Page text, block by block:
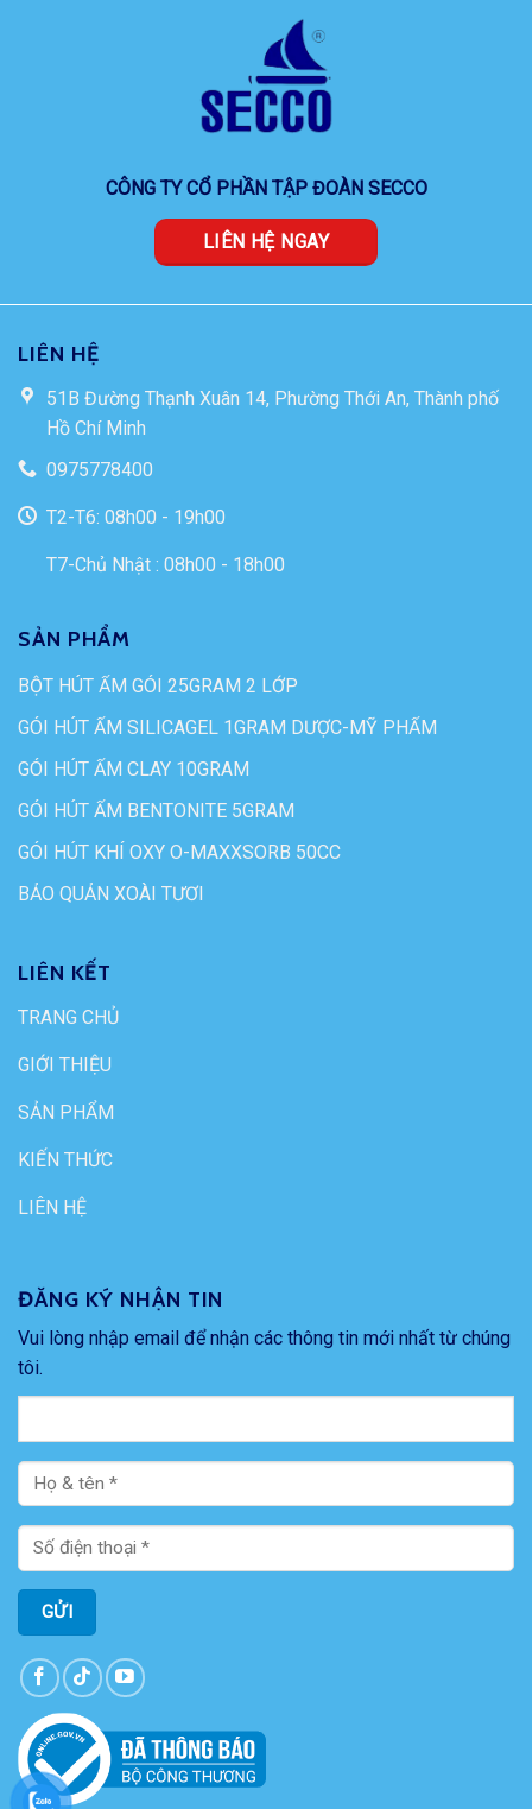
CÔNG TY CỔ PHẦN TẬP ĐOÀN SECCO
LIÊN HỆ NGAY
LIÊN HỆ
51B Đường Thạnh Xuân 14, Phường Thới An, Thành phố
Hồ Chí Minh
0975778400
T2-T6: 08h00 - 19h00
T7-Chủ Nhật : 08h00 - 18h00
SẢN PHẨM
BỘT HÚT ẨM GÓI 25GRAM 2 LỚP
GÓI HÚT ẨM SILICAGEL 1GRAM DƯỢC-MỸ PHẨM
GÓI HÚT ẨM CLAY 10GRAM
GÓI HÚT ẨM BENTONITE 5GRAM
GÓI HÚT KHÍ OXY O-MAXXSORB 50CC
BẢO QUẢN XOÀI TƯƠI
LIÊN KẾT
TRANG CHỦ
GIỚI THIỆU
SẢN PHẨM
KIẾN THỨC
LIÊN HỆ
ĐĂNG KÝ NHẬN TIN
Vui lòng nhập email để nhận các thông tin mới nhất từ chúng
tôi.